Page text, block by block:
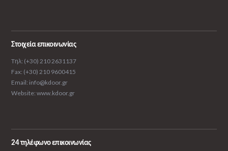
Στοιχεία επικοινωνίας
Tηλ: (+30) 210 2631137
Fax: (+30) 210 9600415
Email: info@kdoor.gr
Website: www.kdoor.gr
24 τηλέφωνο επικοινωνίας